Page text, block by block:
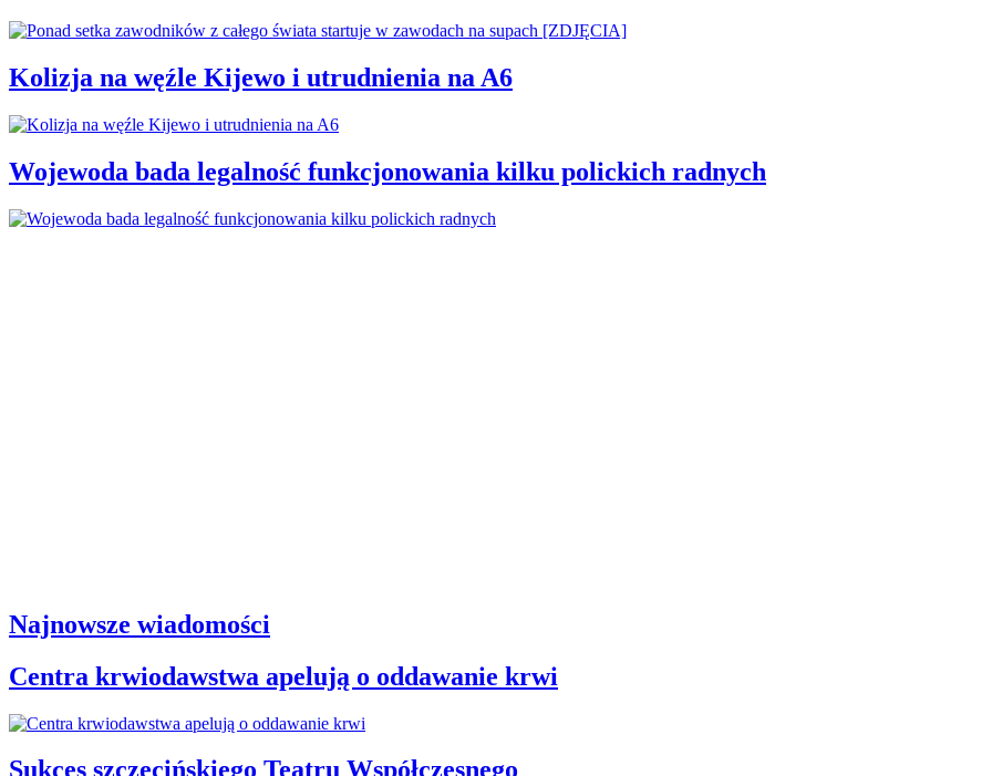
Kolizja na węźle Kijewo i utrudnienia na A6
Wojewoda bada legalność funkcjonowania kilku polickich radnych
Najnowsze wiadomości
Centra krwiodawstwa apelują o oddawanie krwi
Sukces szczecińskiego Teatru Współczesnego